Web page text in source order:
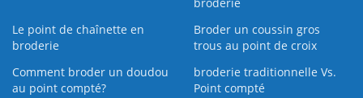
Le point de chaînette en
broderie
Broder un coussin gros
trous au point de croix
Comment broder un doudou
au point compté?
broderie traditionnelle Vs.
Point compté